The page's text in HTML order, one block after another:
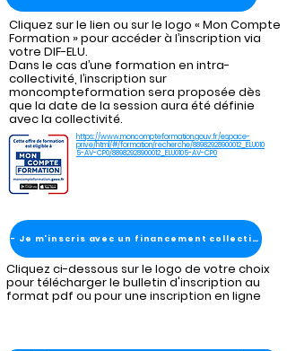
Cliquez sur le lien ou sur le logo « Mon Compte
Formation » pour accéder à l’inscription via
votre DIF-ELU.
Dans le cas d’une formation en intra-
collectivité, l’inscription sur
moncompteformation sera proposée dès
que la date de la session aura été définie
avec la collectivité.
https://www.moncompteformation.gouv.fr/espace-
prive/html/#/formation/recherche/88982928900012_ELU010
5-AV-CP0/88982928900012_ELU0105-AV-CP0
- Je m'inscris avec un financement collectivité
Cliquez ci-dessous sur le logo de votre choix
pour télécharger le bulletin d'inscription au
format pdf ou pour une inscription en ligne